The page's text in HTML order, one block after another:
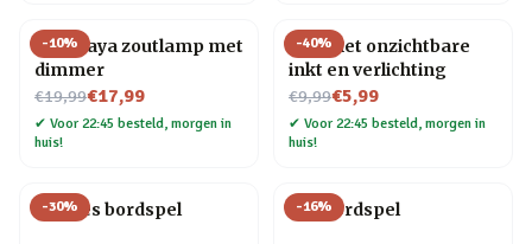
-10%
Himalaya zoutlamp met
dimmer
€19,99
Nu voor€17,99
✔ Voor 22:45 besteld, morgen in
huis!
-40%
Pen met onzichtbare
inkt en verlichting
€9,99
Nu voor€5,99
✔ Voor 22:45 besteld, morgen in
huis!
-30%
Foodies bordspel -16%
Gin bordspel